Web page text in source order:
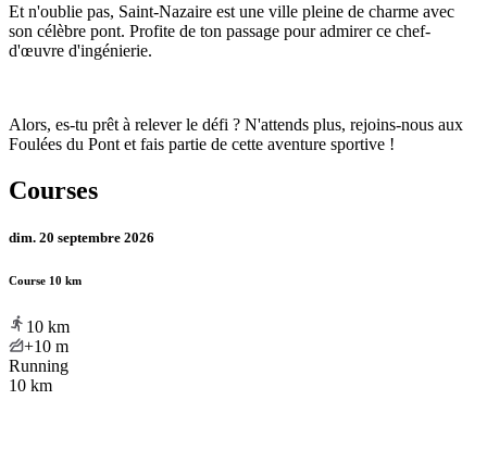
Et n'oublie pas, Saint-Nazaire est une ville pleine de charme avec
son célèbre pont. Profite de ton passage pour admirer ce chef-
d'œuvre d'ingénierie.
Alors, es-tu prêt à relever le défi ? N'attends plus, rejoins-nous aux
Foulées du Pont et fais partie de cette aventure sportive !
Courses
dim. 20 septembre 2026
Course 10 km
10 km
+10 m
Running
10 km